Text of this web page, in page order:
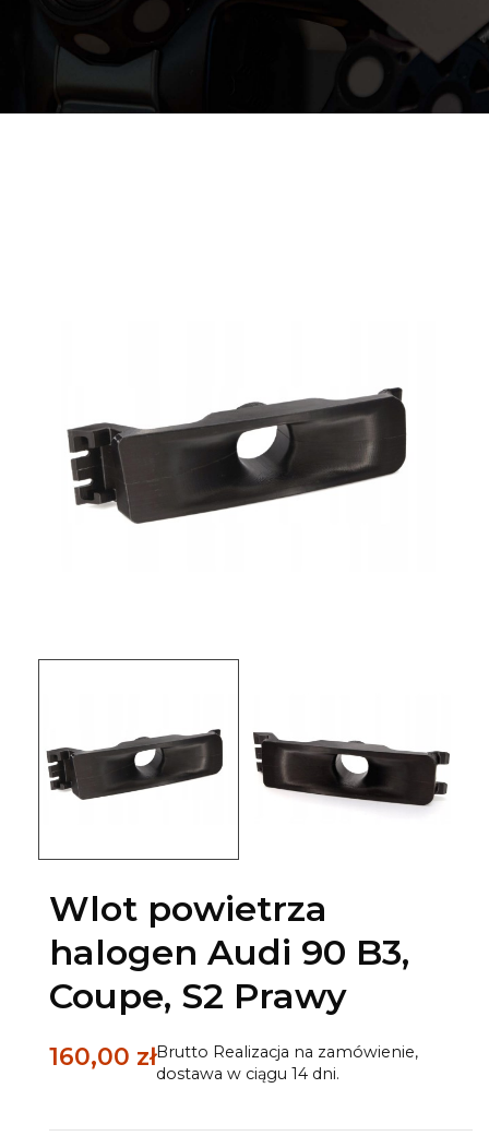
Wlot powietrza
halogen Audi 90 B3,
Coupe, S2 Prawy
160,00 złBrutto Realizacja na zamówienie,
dostawa w ciągu 14 dni.